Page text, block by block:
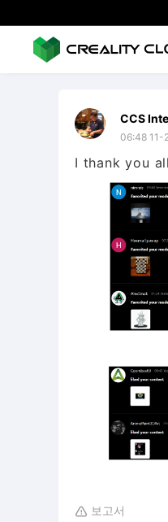
CCS
06:48 11-
I thank you
 보고서